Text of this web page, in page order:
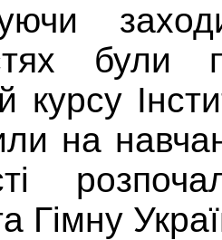
були
курсу
на
Гімну